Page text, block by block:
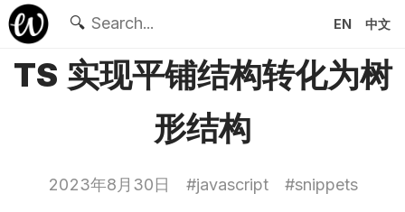
🔍 EN 中文
TS 实现平铺结构转化为树
形结构
2023年8月30日 #javascript #snippets